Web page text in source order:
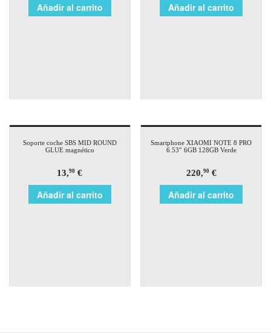
Añadir al carrito Añadir al carrito
Soporte coche SBS MID ROUND
GLUE magnético
13,90 €
Añadir al carrito
Smartphone XIAOMI NOTE 8 PRO
6.53″ 6GB 128GB Verde
220,90€
Añadir al carrito